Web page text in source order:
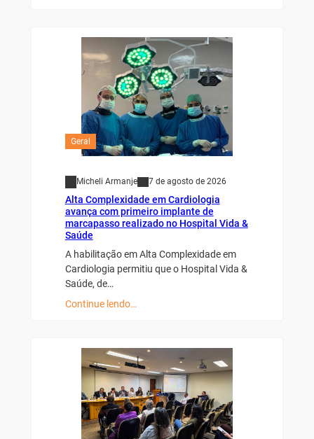
Geral
Micheli Armanje 7 de agosto de 2026
Alta Complexidade em Cardiologia
avança com primeiro implante de
marcapasso realizado no Hospital Vida &
Saúde
A habilitação em Alta Complexidade em
Cardiologia permitiu que o Hospital Vida &
Saúde, de…
Continue lendo…